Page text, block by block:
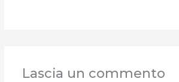
Lascia un commento